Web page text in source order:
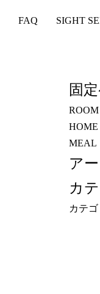
FAQ SIGHT
索:
固
ROOM
HOME
MEAL
ア
カ
カテ